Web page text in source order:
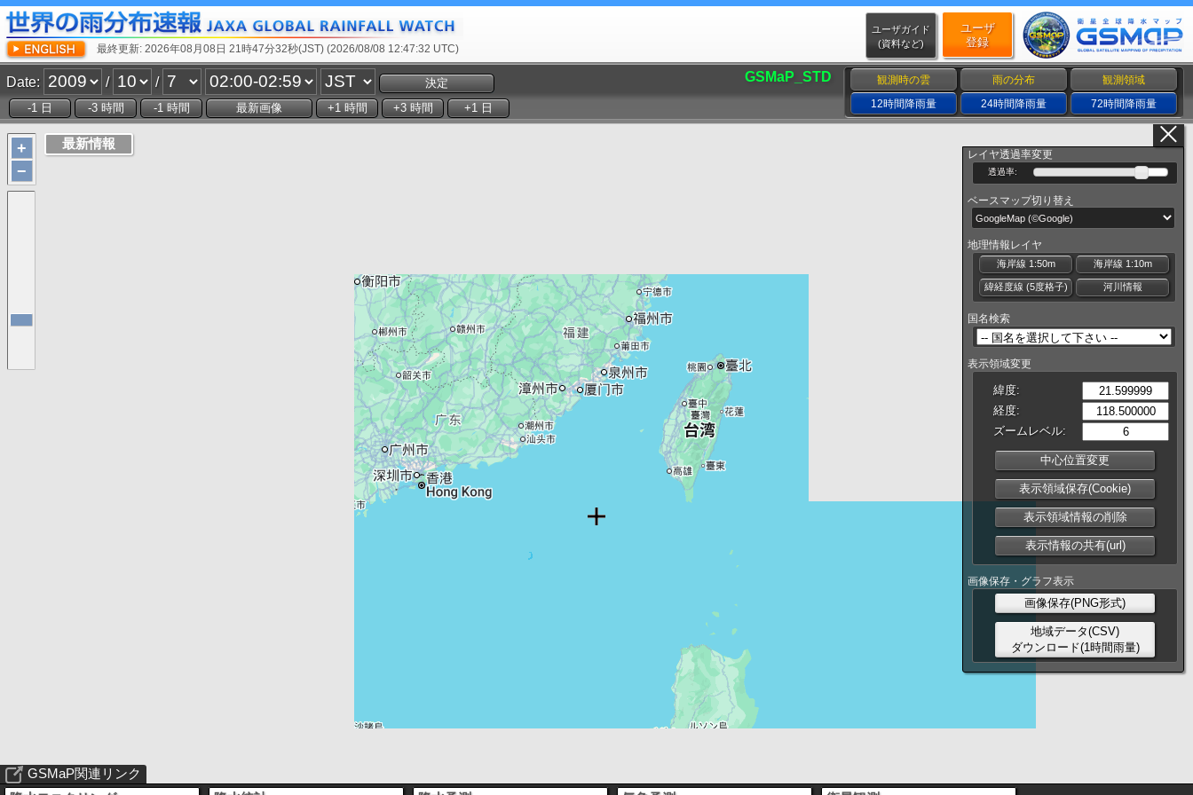
ユーザガイド
(資料など)
ユーザ
登録
最終更新: 2026年08月08日 21時47分32秒(JST) (2026/08/08 12:47:32 UTC)
Date: / / GSMaP_STD 観測時の雲 雨の分布
観測領域
12時間降雨量
24時間降雨量 72時間降雨量
レイヤ透過率変更
透過率:
ベースマップ切り替え
地理情報レイヤ
海岸線 1:50m 海岸線 1:10m
緯経度線 (5度格子) 河川情報
国名検索
表示領域変更
緯度:
経度:
ズームレベル:
中心位置変更
表示領域保存(Cookie)
表示領域情報の削除
表示情報の共有(url)
画像保存・グラフ表示
画像保存(PNG形式)
地域データ(CSV)
ダウンロード(1時間雨量)
+
−
GSMaP関連リンク